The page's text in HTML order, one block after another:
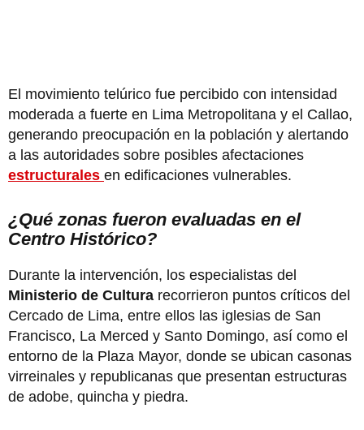
El movimiento telúrico fue percibido con intensidad
moderada a fuerte en Lima Metropolitana y el Callao,
generando preocupación en la población y alertando
a las autoridades sobre posibles afectaciones
estructurales en edificaciones vulnerables.
¿Qué zonas fueron evaluadas en el
Centro Histórico?
Durante la intervención, los especialistas del
Ministerio de Cultura recorrieron puntos críticos del
Cercado de Lima, entre ellos las iglesias de San
Francisco, La Merced y Santo Domingo, así como el
entorno de la Plaza Mayor, donde se ubican casonas
virreinales y republicanas que presentan estructuras
de adobe, quincha y piedra.